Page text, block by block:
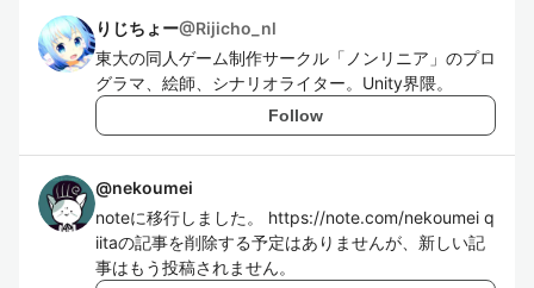
りじちょー@Rijicho_nl
東大の同人ゲーム制作サークル「ノンリニア」のプロ
グラマ、絵師、シナリオライター。Unity界隈。
Follow
@nekoumei
noteに移行しました。 https://note.com/nekoumei q
iitaの記事を削除する予定はありませんが、新しい記
事はもう投稿されません。